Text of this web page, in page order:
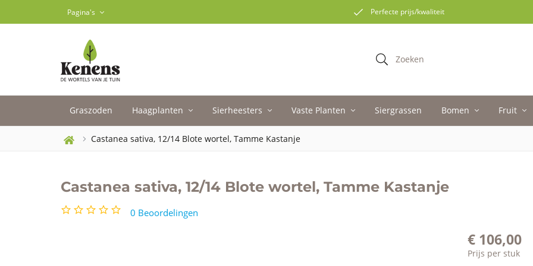
Pagina's Perfecte prijs/kwaliteit
Zoeken
Graszoden Haagplanten Sierheesters Vaste Planten Siergrassen Bomen Fruit
Castanea sativa, 12/14 Blote wortel, Tamme Kastanje
Castanea sativa, 12/14 Blote wortel, Tamme Kastanje
0 Beoordelingen
€ 106,00
Prijs per stuk